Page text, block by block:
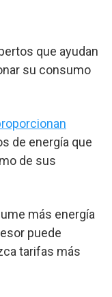
que ayudan
su consumo
de energía que
de sus
más energía
puede
tarifas más